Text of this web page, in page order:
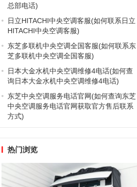
总部电话)
日立HITACHI中央空调客服(如何联系日立
HITACHI中央空调客服)
东芝多联机中央空调全国客服(如何联系东
芝多联机中央空调全国客服)
日本大金水机中央空调维修4电话(如何查
询日本大金水机中央空调维修4电话)
东芝中央空调服务电话官网(如何查询东芝
中央空调服务电话官网获取官方售后联系
方式)
热门浏览